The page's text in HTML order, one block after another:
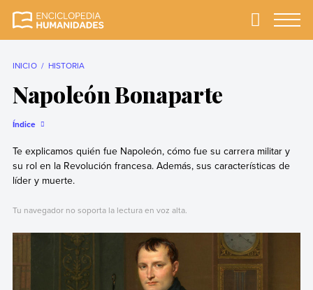
completa y más
Primary
INICIO HISTORIA
Napoleón Bonaparte
Índice
Te explicamos quién fue Napoleón, cómo fue su carrera militar y
su rol en la Revolución francesa. Además, sus características de
líder y muerte.
Tu navegador no soporta la lectura en voz alta.